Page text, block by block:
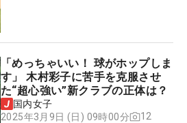
「めっちゃいい！ 球がホップしま
す」 木村彩子に苦手を克服させ
た“超心強い”新クラブの正体は？
国内女子
2025年3月9日 (日) 09時00分
12